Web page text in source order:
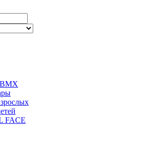
FACE